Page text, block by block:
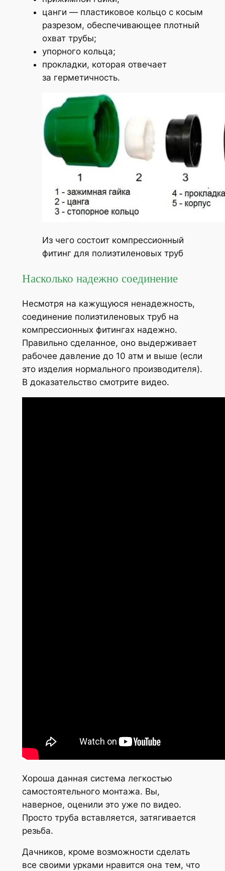
цанги — пластиковое кольцо с косым
разрезом, обеспечивающее плотный
охват трубы;
упорного кольца;
прокладки, которая отвечает
за герметичность.
Из чего состоит компрессионный
фитинг для полиэтиленовых труб
Насколько надежно соединение
Несмотря на кажущуюся ненадежность,
соединение полиэтиленовых труб на
компрессионных фитингах надежно.
Правильно сделанное, оно выдерживает
рабочее давление до 10 атм и выше (если
это изделия нормального производителя).
В доказательство смотрите видео.
Хороша данная система легкостью
самостоятельного монтажа. Вы,
наверное, оценили это уже по видео.
Просто труба вставляется, затягивается
резьба.
Дачников, кроме возможности сделать
все своими урками нравится она тем, что